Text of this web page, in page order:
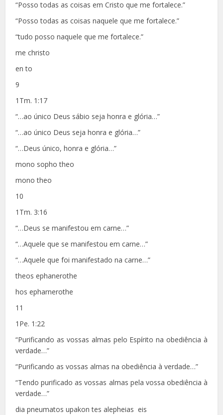
“Posso todas as coisas em Cristo que me fortalece.”
“Posso todas as coisas naquele que me fortalece.”
“tudo posso naquele que me fortalece.”
me christo
en to
9
1Tm. 1:17
“…ao único Deus sábio seja honra e glória…”
“…ao único Deus seja honra e glória…”
“…Deus único, honra e glória…”
mono sopho theo
mono theo
10
1Tm. 3:16
“…Deus se manifestou em carne…”
“…Aquele que se manifestou em carne…”
“…Aquele que foi manifestado na carne…”
theos ephanerothe
hos epharnerothe
11
1Pe. 1:22
“Purificando as vossas almas pelo Espírito na obediência à
verdade…”
“Purificando as vossas almas na obediência à verdade…”
“Tendo purificado as vossas almas pela vossa obediência à
verdade…”
dia pneumatos upakon tes alepheias eis